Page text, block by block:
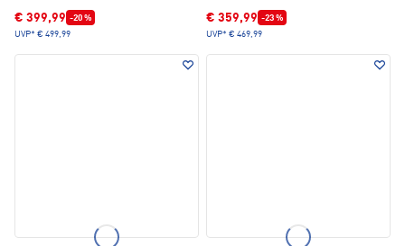
€ 399,99 -20 %
UVP* € 499,99
€ 359,99 -23 %
UVP* € 469,99